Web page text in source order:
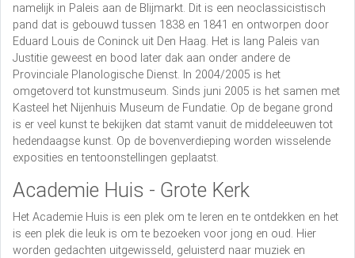
namelijk in Paleis aan de Blijmarkt. Dit is een neoclassicistisch
pand dat is gebouwd tussen 1838 en 1841 en ontworpen door
Eduard Louis de Coninck uit Den Haag. Het is lang Paleis van
Justitie geweest en bood later dak aan onder andere de
Provinciale Planologische Dienst. In 2004/2005 is het
omgetoverd tot kunstmuseum. Sinds juni 2005 is het samen met
Kasteel het Nijenhuis Museum de Fundatie. Op de begane grond
is er veel kunst te bekijken dat stamt vanuit de middeleeuwen tot
hedendaagse kunst. Op de bovenverdieping worden wisselende
exposities en tentoonstellingen geplaatst.
Academie Huis - Grote Kerk
Het Academie Huis is een plek om te leren en te ontdekken en het
is een plek die leuk is om te bezoeken voor jong en oud. Hier
worden gedachten uitgewisseld, geluisterd naar muziek en